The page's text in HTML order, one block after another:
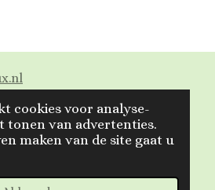
cookies voor analyse-
tonen van advertenties.
maken van de site gaat u
& Jmk Bijoux